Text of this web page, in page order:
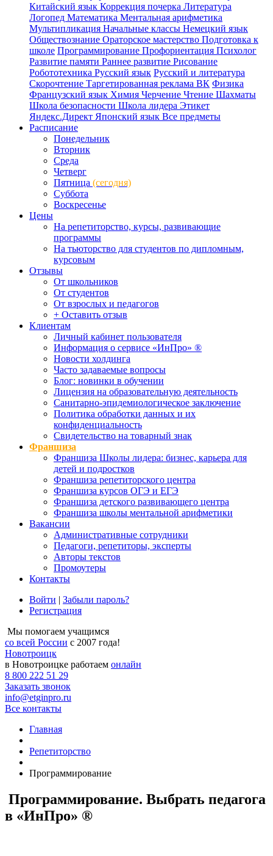
Китайский язык Коррекция почерка Литература
Логопед Математика Ментальная арифметика
Мультипликация Начальные классы Немецкий язык
Обществознание Ораторское мастерство Подготовка к
школе Программирование Профориентация Психолог
Развитие памяти Раннее развитие Рисование
Робототехника Русский язык Русский и литература
Скорочтение Таргетированная реклама ВК Физика
Французский язык Химия Черчение Чтение Шахматы
Школа безопасности Школа лидера Этикет
Яндекс.Директ Японский язык Все предметы
Расписание
Понедельник
Вторник
Среда
Четверг
Пятница (сегодня)
Суббота
Воскресенье
Цены
На репетиторство, курсы, развивающие
программы
На тьюторство для студентов по дипломным,
курсовым
Отзывы
От школьников
От студентов
От взрослых и педагогов
+ Оставить отзыв
Клиентам
Личный кабинет пользователя
Информация о сервисе «ИнПро» ®
Новости холдинга
Часто задаваемые вопросы
Блог: новинки в обучении
Лицензия на образовательную деятельность
Санитарно-эпидемиологическое заключение
Политика обработки данных и их
конфиденциальность
Свидетельство на товарный знак
Франшиза
Франшиза Школы лидера: бизнес, карьера для
детей и подростков
Франшиза репетиторского центра
Франшиза курсов ОГЭ и ЕГЭ
Франшиза детского развивающего центра
Франшиза школы ментальной арифметики
Вакансии
Административные сотрудники
Педагоги, репетиторы, эксперты
Авторы текстов
Промоутеры
Контакты
Войти | Забыли пароль?
Регистрация
Мы помогаем учащимся
со всей России с 2007 года!
Новотроицк
в Новотроицке работаем онлайн
8 800 222 51 29
Заказать звонок
info@etginpro.ru
Все контакты
Главная
Репетиторство
Программирование
Программирование. Выбрать педагога
в «ИнПро» ®